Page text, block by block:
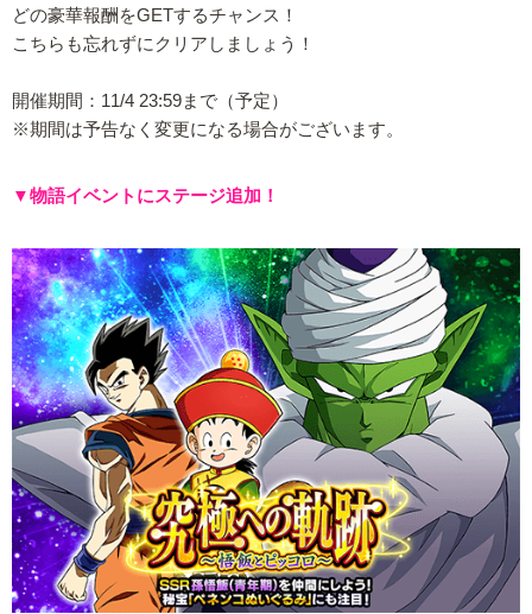
どの豪華報酬をGETするチャンス！
こちらも忘れずにクリアしましょう！
開催期間：11/4 23:59まで（予定）
※期間は予告なく変更になる場合がございます。
▼物語イベントにステージ追加！